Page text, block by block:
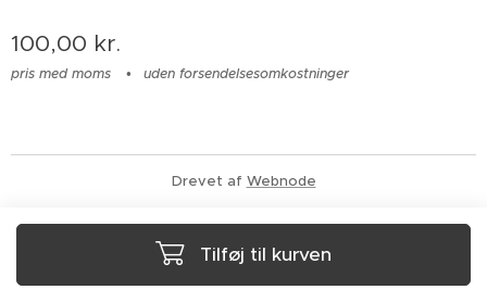
100,00 kr.
pris med moms uden forsendelsesomkostninger
Tilføj til kurven
Drevet af Webnode